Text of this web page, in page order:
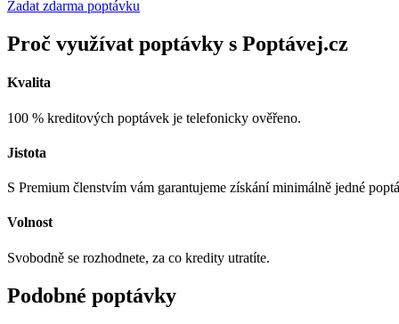
Zadat zdarma poptávku
Proč využívat poptávky s Poptávej.cz
Kvalita
100 % kreditových poptávek je telefonicky ověřeno.
Jistota
S Premium členstvím vám garantujeme získání minimálně jedné
Volnost
Svobodně se rozhodnete, za co kredity utratíte.
Podobné poptávky